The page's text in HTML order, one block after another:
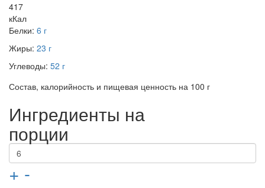
417
кКал
Белки: 6 г
Жиры: 23 г
Углеводы: 52 г
Состав, калорийность и пищевая ценность на 100 г
Ингредиенты на
порции
+ -